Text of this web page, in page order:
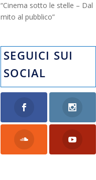
“Cinema sotto le stelle – Dal
mito al pubblico”
SEGUICI SUI
SOCIAL